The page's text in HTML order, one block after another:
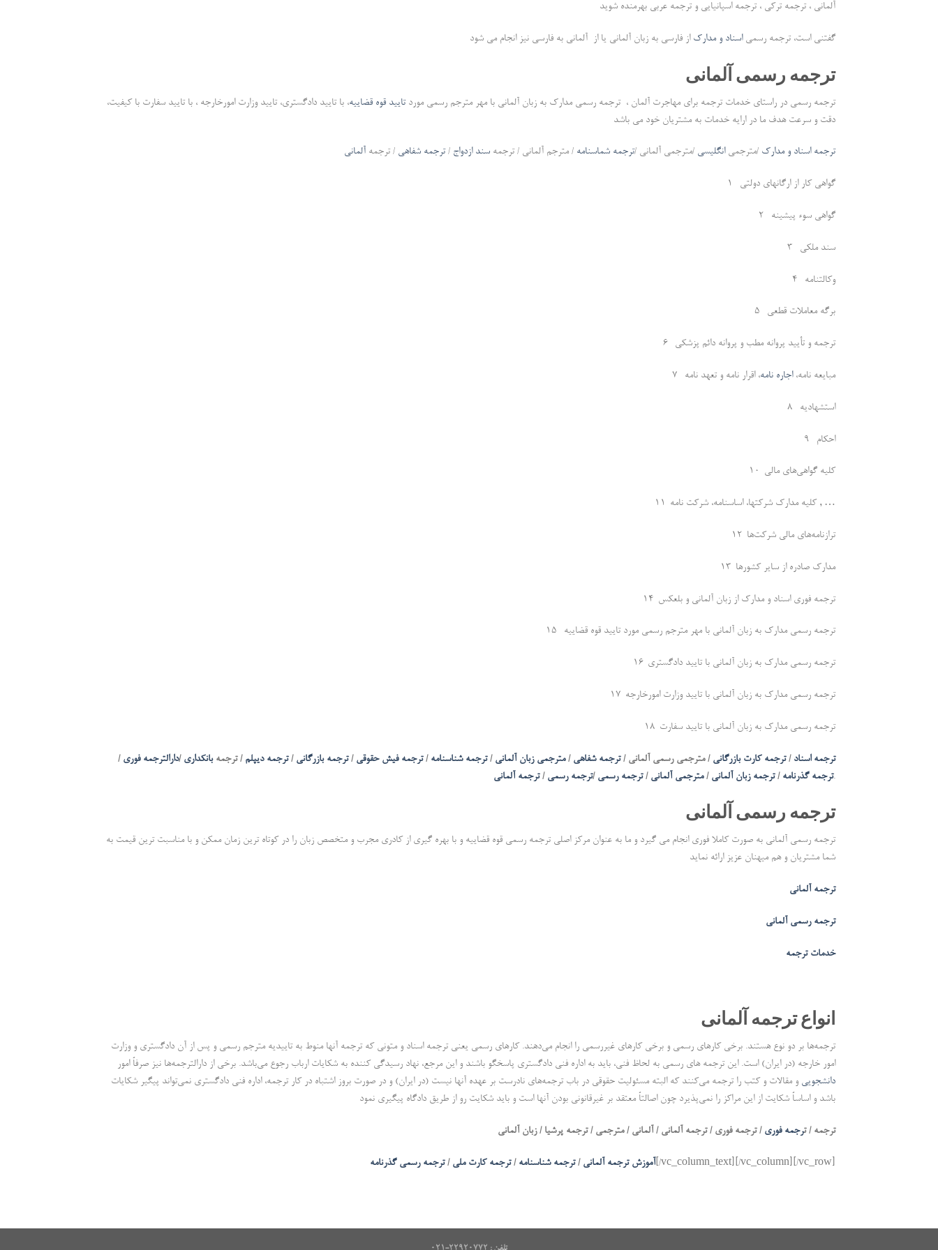
آلمانی ، ترجمه ترکی ، ترجمه اسپانیایی و ترجمه عربی بهرمنده شوید
گفتنی است، ترجمه رسمیاسناد و مدارک از فارسی به زبان آلمانی یا از آلمانی به فارسی نیز انجام می شود
ترجمه رسمی آلمانی
ترجمه رسمی در راستای خدمات ترجمه برای مهاجرت آلمان ، ترجمه رسمی مدارک به زبان آلمانی با مهر مترجم رسمی موردتایید قوه قضاییه، با تایید دادگستری، تایید وزارت امورخارجه ، با تایید سفارت با کیفیت،
دقت و سرعت هدف ما در ارایه خدمات به مشتریان خود می باشد
ترجمه اسناد و مدارک /مترجمی انگلیسی /مترجمی آلمانی /ترجمه شماسنامه / مترجم آلمانی / ترجمه سند ازدواج /ترجمه شفاهی / ترجمه آلمانی
1- گواهی کار از ارگانهای دولتی
2- گواهی سوء پیشینه
3- سند ملکی
4- وکالتنامه
5- برگه معاملات قطعی
6- ترجمه و تأیید پروانه مطب و پروانه دائم پزشکی
7- مبایعه نامه، اجاره نامه، اقرار نامه و تعهد نامه
8- استشهادیه
9- احکام
10-کلیه گواهی‌های مالی
11-کلیه مدارک شرکتها، اساسنامه، شرکت نامه , …
12-ترازنامه‌های مالی شرکت‌ها
13-مدارک صادره از سایر کشورها
14-ترجمه فوری اسناد و مدارک از زبان آلمانی و بلعکس
15- ترجمه رسمی مدارک به زبان آلمانی با مهر مترجم رسمی مورد تایید قوه قضاییه
16-ترجمه رسمی مدارک به زبان آلمانی با تایید دادگستری
17-ترجمه رسمی مدارک به زبان آلمانی با تایید وزارت امورخارجه
18-ترجمه رسمی مدارک به زبان آلمانی با تایید سفارت
ترجمه اسناد /ترجمه کارت بازرگانی / مترجمی رسمی آلمانی /ترجمه شفاهی /مترجمی زبان آلمانی /ترجمه شناسنامه /ترجمه فیش حقوقی /ترجمه بازرگانی /ترجمه دیپلم/ ترجمهبانکداری /دارالترجمه فوری /
ترجمه گذرنامه /ترجمه زبان آلمانی /مترجمی آلمانی /ترجمه رسمی /ترجمه رسمی /ترجمه آلمانی .
ترجمه رسمی آلمانی
ترجمه رسمی آلمانی به صورت کاملا فوری انجام می گیرد و ما به عنوان مرکز اصلی ترجمه رسمی قوه قضاییه و با بهره گیری از کادری مجرب و متخصص زبان را در کوتاه ترین زمان ممکن و با مناسبت ترین قیمت به
شما مشتریان و هم میهنان عزیز ارائه نماید
ترجمه آلمانی
ترجمه رسمی آلمانی
خدمات ترجمه
انواع ترجمه آلمانی
ترجمه‌ها بر دو نوع هستند. برخی کارهای رسمی و برخی کارهای غیررسمی را انجام می‌دهند. کارهای رسمی یعنی ترجمه اسناد و متونی که ترجمه آنها منوط به تاییدیه مترجم رسمی و پس از آن دادگستری و وزارت
امور خارجه (در ایران) است. این ترجمه های رسمی به لحاظ فنی، باید به اداره فنی دادگستری پاسخگو باشند و این مرجع، نهاد رسیدگی کننده به شکایات ارباب رجوع می‌باشد. برخی از دارالترجمه‌ها نیز صرفاً امور
دانشجویی و مقالات و کتب را ترجمه می‌کنند که البته مسئولیت حقوقی در باب ترجمه‌های نادرست بر عهده آنها نیست (در ایران) و در صورت بروز اشتباه در کار ترجمه، اداره فنی دادگستری نمی‌تواند پیگیر شکایات
باشد و اساساً شکایت از این مراکز را نمی‌پذیرد چون اصالتاً معتقد بر غیرقانونی بودن آنها است و باید شکایت رو از طریق دادگاه پیگیری نمود
ترجمه / ترجمه فوری / ترجمه فوری / ترجمه آلمانی / آلمانی / مترجمی / ترجمه پرشیا / زبان آلمانی
آموزش ترجمه آلمانی /ترجمه شناسنامه /ترجمه کارت ملی /ترجمه رسمی گذرنامه [/vc_column_text][/vc_column][/vc_row]